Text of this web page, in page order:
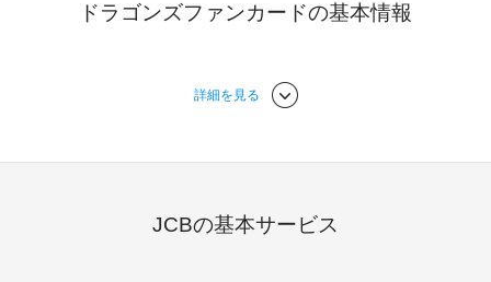
ドラゴンズファンカードの基本情報
詳細を見る
JCBの基本サービス